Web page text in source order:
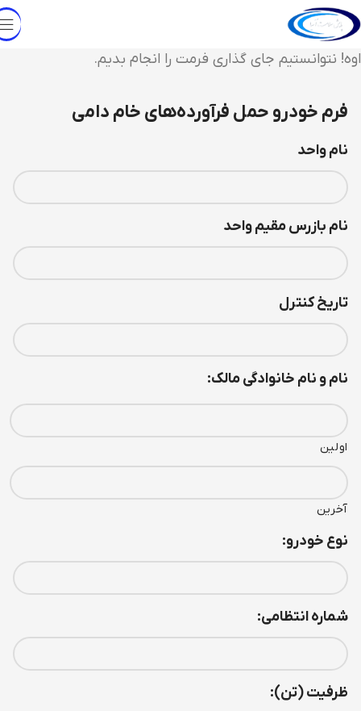
اوه! نتوانستیم جای گذاری فرمت را انجام بدیم.
فرم خودرو حمل فرآورده‌های خام دامی
نام واحد
نام بازرس مقیم واحد
تاریخ کنترل
نام و نام خانوادگی مالک:
اولین
آخرین
نوع خودرو:
شماره انتظامی:
ظرفيت (تن):